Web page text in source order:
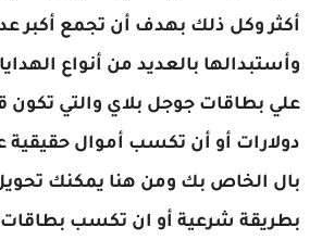
أكثر وكل ذلك بهدف أن تجمع أكبر
وأستبدالها بالعديد من أنواع
علي بطاقات جوجل بلاي والتي
دولارات أو أن تكسب أموال حقيقية
بال الخاص بك ومن هنا يمكنك تحويل
بطريقة شرعية أو ان تكسب